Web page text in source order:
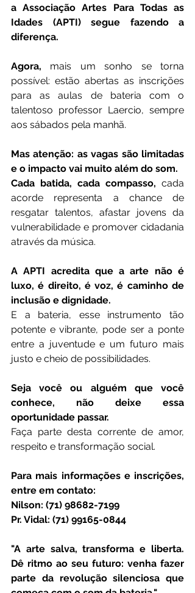
a Associação Artes Para Todas as
Idades (APTI) segue fazendo a
diferença.
Agora, mais um sonho se torna
possível: estão abertas as inscrições
para as aulas de bateria com o
talentoso professor Laercio, sempre
aos sábados pela manhã.
Mas atenção: as vagas são limitadas
e o impacto vai muito além do som.
Cada batida, cada compasso, cada
acorde representa a chance de
resgatar talentos, afastar jovens da
vulnerabilidade e promover cidadania
através da música.
A APTI acredita que a arte não é
luxo, é direito, é voz, é caminho de
inclusão e dignidade.
E a bateria, esse instrumento tão
potente e vibrante, pode ser a ponte
entre a juventude e um futuro mais
justo e cheio de possibilidades.
Seja você ou alguém que você
conhece, não deixe essa
oportunidade passar.
Faça parte desta corrente de amor,
respeito e transformação social.
Para mais informações e inscrições,
entre em contato:
Nilson: (71) 98682-7199
Pr. Vidal: (71) 99165-0844
"A arte salva, transforma e liberta.
Dê ritmo ao seu futuro: venha fazer
parte da revolução silenciosa que